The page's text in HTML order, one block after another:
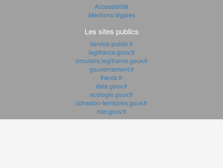
Accessibilité
Mentions légales
Les sites publics
service-public.fr
legifrance.gouv.fr
circulaire.legifrance.gouv.fr
gouvernement.fr
france.fr
data.gouv.fr
ecologie.gouv.fr
cohesion-territoires.gouv.fr
mer.gouv.fr